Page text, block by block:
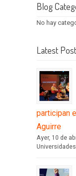
Blog
No hay
Latest
participan
Aguirre
Ayer, 10 de